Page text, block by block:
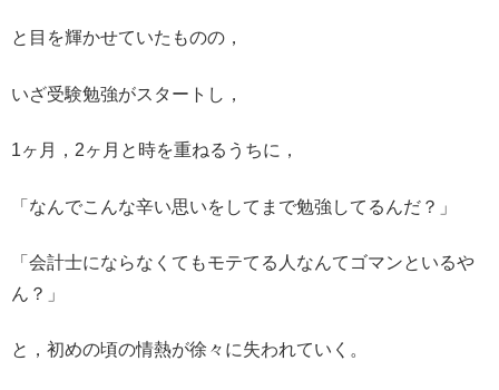
と目を輝かせていたものの，
いざ受験勉強がスタートし，
1ヶ月，2ヶ月と時を重ねるうちに，
「なんでこんな辛い思いをしてまで勉強してるんだ？」
「会計士にならなくてもモテてる人なんてゴマンといるや
ん？」
と，初めの頃の情熱が徐々に失われていく。